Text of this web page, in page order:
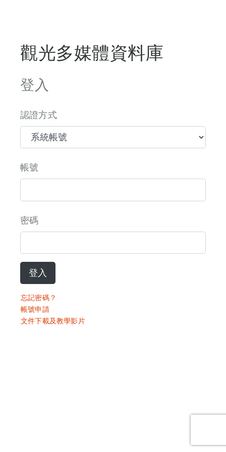
觀光多媒體資料庫
登入
認證方式
帳號
密碼
登入
忘記密碼？
帳號申請
文件下載及教學影片